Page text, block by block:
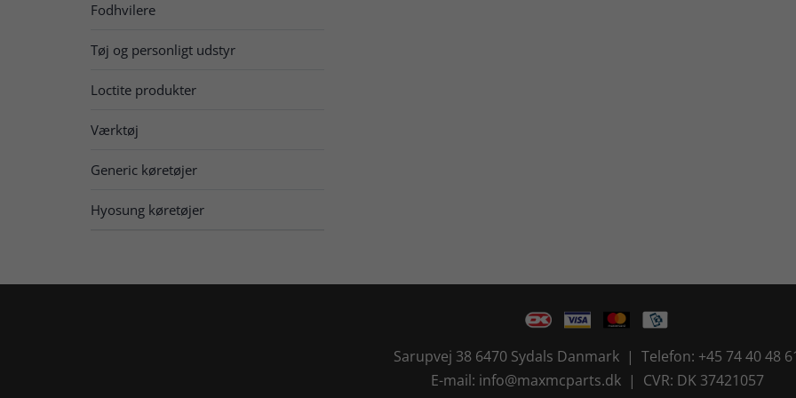
Fodhvilere
Tøj og personligt udstyr
Loctite produkter
Værktøj
Generic køretøjer
Hyosung køretøjer
Sarupvej 38 6470 Sydals Danmark | Telefon: +45 74 40 48
E-mail: info@maxmcparts.dk | CVR: DK 37421057